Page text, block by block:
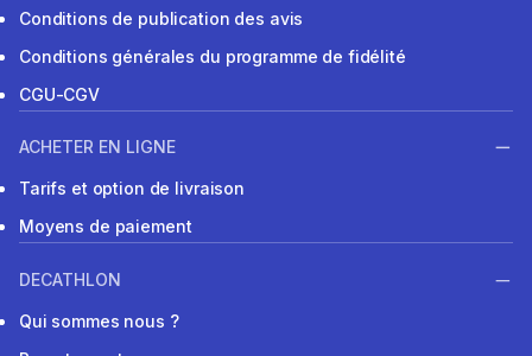
Conditions de publication des avis
Conditions générales du programme de fidélité
CGU-CGV
ACHETER EN LIGNE
Tarifs et option de livraison
Moyens de paiement
DECATHLON
Qui sommes nous ?